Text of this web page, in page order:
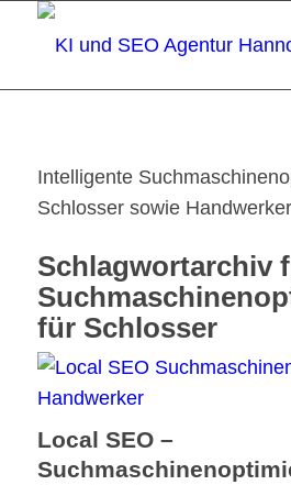
Intelligente
Schlosser sowie
Schlagwortarchiv
für Schlosser
Local SEO –